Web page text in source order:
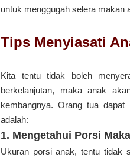
untuk menggugah selera makan
Tips Menyiasati
Kita tentu tidak boleh
berkelanjutan, maka anak
kembangnya. Orang tua
adalah:
1. Mengetahui Porsi
Ukuran porsi anak, tentu tidak